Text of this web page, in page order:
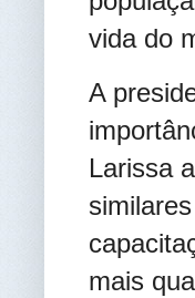
vida do
A
Larissa
mais